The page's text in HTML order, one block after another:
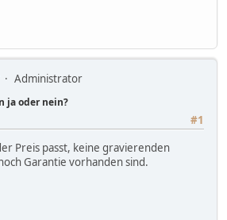
Administrator
ja oder nein?
#1
Preis passt, keine gravierenden
Garantie vorhanden sind.